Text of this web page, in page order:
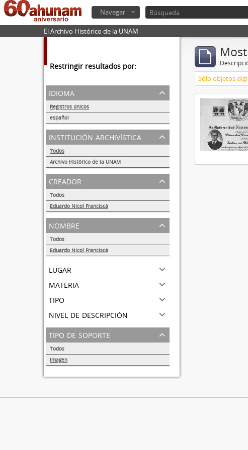
Navegar
El Archivo Histórico de la UNAM
Restringir resultados por:
idioma
Registros únicos
español
1
institución archivística
Todos
Archivo Histórico de la UNAM
1
creador
Todos
Eduardo Nicol Franciscá
1
nombre
Todos
Eduardo Nicol Franciscá
lugar
materia
tipo
nivel de descripción
tipo de soporte
Todos
Imagen
Sólo objetos